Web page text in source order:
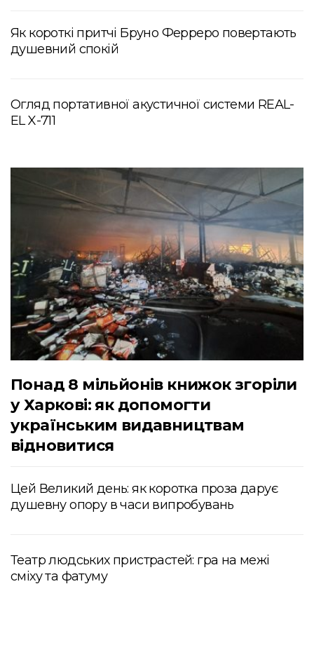
Як короткі притчі Бруно Ферреро повертають
душевний спокій
Огляд портативної акустичної системи REAL-
EL X-711
Понад 8 мільйонів книжок згоріли
у Харкові: як допомогти
українським видавництвам
відновитися
Цей Великий день: як коротка проза дарує
душевну опору в часи випробувань
Театр людських пристрастей: гра на межі
сміху та фатуму